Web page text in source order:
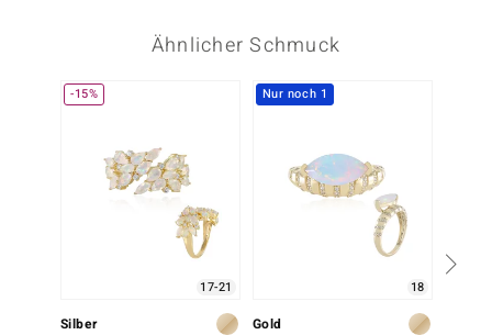
BY DE MELO
Ähnlicher Schmuck
-15%
17-21
Silber
Nur noch 1
18
Gold